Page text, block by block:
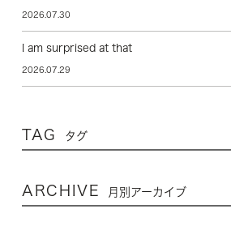
2026.07.30
I am surprised at that
2026.07.29
TAG タグ
ARCHIVE 月別アーカイブ